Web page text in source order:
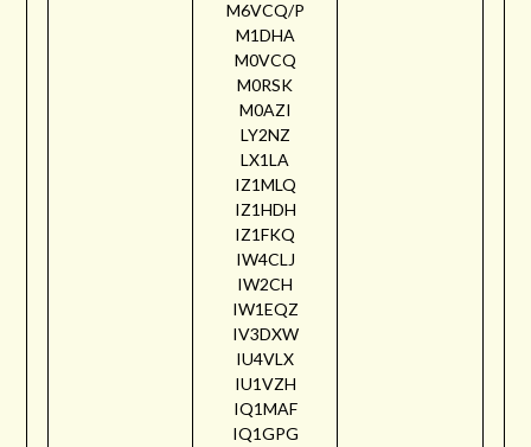
M6VCQ/P
M1DHA
M0VCQ
M0RSK
M0AZI
LY2NZ
LX1LA
IZ1MLQ
IZ1HDH
IZ1FKQ
IW4CLJ
IW2CH
IW1EQZ
IV3DXW
IU4VLX
IU1VZH
IQ1MAF
IQ1GPG